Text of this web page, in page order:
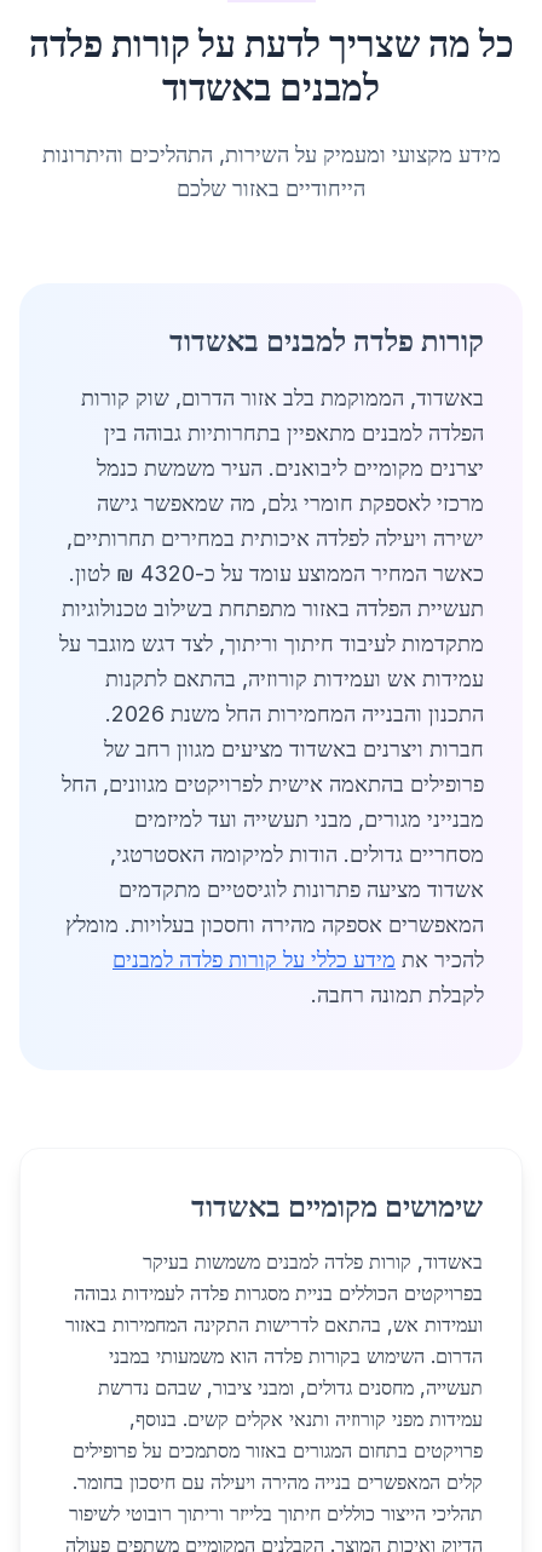
כל מה שצריך לדעת עלקורות פלדה
למבנים באשדוד
מידע מקצועי ומעמיק על השירות, התהליכים והיתרונות
הייחודיים באזור שלכם
קורות פלדה למבנים באשדוד
באשדוד, הממוקמת בלב אזור הדרום, שוק קורות
הפלדה למבנים מתאפיין בתחרותיות גבוהה בין
יצרנים מקומיים ליבואנים. העיר משמשת כנמל
מרכזי לאספקת חומרי גלם, מה שמאפשר גישה
ישירה ויעילה לפלדה איכותית במחירים תחרותיים,
כאשר המחיר הממוצע עומד על כ-4320 ₪ לטון.
תעשיית הפלדה באזור מתפתחת בשילוב טכנולוגיות
מתקדמות לעיבוד חיתוך וריתוך, לצד דגש מוגבר על
עמידות אש ועמידות קורוזיה, בהתאם לתקנות
התכנון והבנייה המחמירות החל משנת 2026.
חברות ויצרנים באשדוד מציעים מגוון רחב של
פרופילים בהתאמה אישית לפרויקטים מגוונים, החל
מבנייני מגורים, מבני תעשייה ועד למיזמים
מסחריים גדולים. הודות למיקומה האסטרטגי,
אשדוד מציעה פתרונות לוגיסטיים מתקדמים
המאפשרים אספקה מהירה וחסכון בעלויות. מומלץ
להכיר את מידע כללי על קורות פלדה למבנים
לקבלת תמונה רחבה.
שימושים מקומיים באשדוד
באשדוד, קורות פלדה למבנים משמשות בעיקר
בפרויקטים הכוללים בניית מסגרות פלדה לעמידות גבוהה
ועמידות אש, בהתאם לדרישות התקינה המחמירות באזור
הדרום. השימוש בקורות פלדה הוא משמעותי במבני
תעשייה, מחסנים גדולים, ומבני ציבור, שבהם נדרשת
עמידות מפני קורוזיה ותנאי אקלים קשים. בנוסף,
פרויקטים בתחום המגורים באזור מסתמכים על פרופילים
קלים המאפשרים בנייה מהירה ויעילה עם חיסכון בחומר.
תהליכי הייצור כוללים חיתוך בלייזר וריתוך רובוטי לשיפור
הדיוק ואיכות המוצר. הקבלנים המקומיים משתפים פעולה